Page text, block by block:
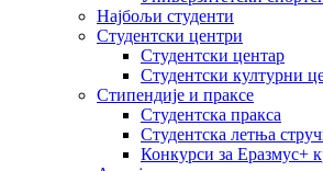
Најбољи студенти
Студентски центри
Студентски центар
Студентски културни
Стипендије и праксе
Студентска пракса
Студентска летња
Конкурси за Еразмус+